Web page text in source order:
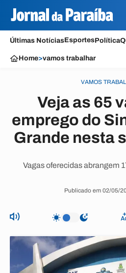
Últimas NotíciasEsportesPolítica
Home>vamos trabalhar
VAMOS
Veja as 65
emprego do
Grande nesta
Vagas oferecidas abrangem
Publicado em 02/05/